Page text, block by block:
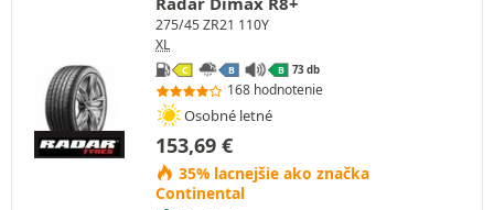
275/45 ZR21 110Y
XL
C B B 73 db
168 hodnotenie
Osobné letné
153,69 €
35% lacnejšie ako značka
Continental